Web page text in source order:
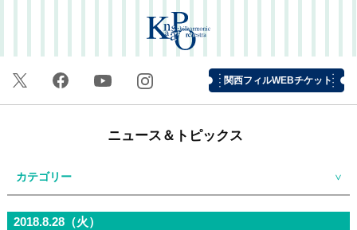
関西フィルWEBチケット
ニュース＆トピックス
カテゴリー
2018.8.28（火）